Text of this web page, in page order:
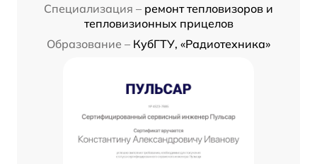
Специализация – ремонт тепловизоров и
тепловизионных прицелов
Образование – КубГТУ, «Радиотехника»